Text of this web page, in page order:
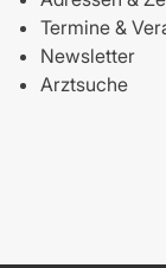
Termine &
Newsletter
Arztsuche